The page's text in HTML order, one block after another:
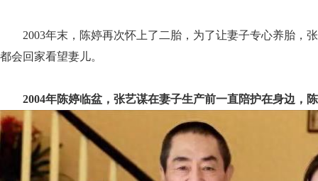
2003年末，陈婷再次怀上了二胎，为了让妻子专心养胎，
都会回家看望妻儿。
2004年陈婷临盆，张艺谋在妻子生产前一直陪护在身边，